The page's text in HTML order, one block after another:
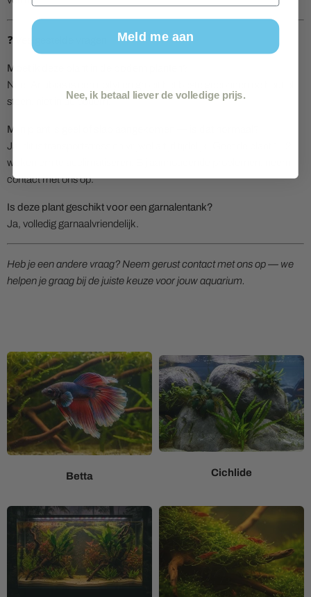
❓ Veelgestelde vragen
Moet ik deze plant in de bodem planten?
Nee, Anubias is een epifyt en groeit het beste gebonden op hout of
steen, niet in de bodem.
Mijn plant is geel of slap aangekomen — is dat normaal?
Ja, dit is transportstress en vrijwel altijd tijdelijk. Geef de plant 1–2
weken om te acclimatiseren. Bij aanhoudende problemen: neem
contact met ons op.
Is deze plant geschikt voor een garnalentank?
Ja, volledig garnaalvriendelijk.
Heb je een andere vraag? Neem gerust contact met ons op — we
helpen je graag bij de juiste keuze voor jouw aquarium.
Betta Cichlide
Meld me aan
Nee, ik betaal liever de volledige prijs.